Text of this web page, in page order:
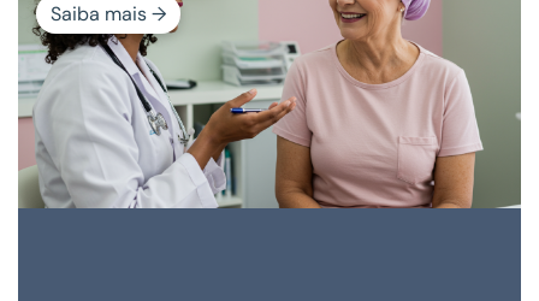
Saiba mais →